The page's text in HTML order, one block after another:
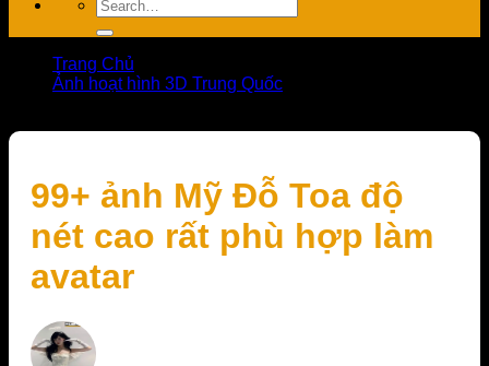
Trang Chủ
Ảnh hoạt hình 3D Trung Quốc
99+ ảnh Mỹ Đỗ Toa độ
nét cao rất phù hợp làm
avatar